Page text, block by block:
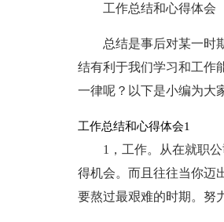
工作总结和心得体会
总结是事后对某一时
结有利于我们学习和工作
一律呢？以下是小编为大
工作总结和心得体会1
1，工作。从在就职
得机会。而且往往当你迈
要熬过最艰难的时期。努